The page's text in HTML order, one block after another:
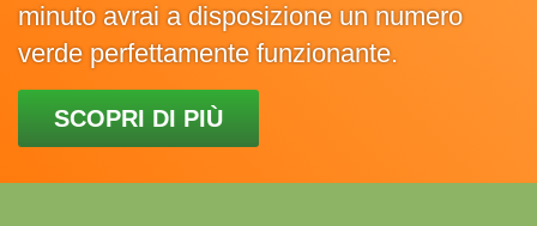
minuto avrai a disposizione un numero
verde perfettamente funzionante.
SCOPRI DI PIÙ